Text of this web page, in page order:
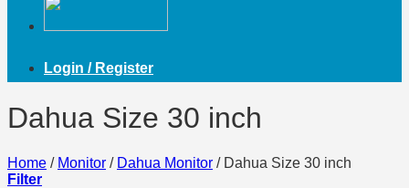
Login / Register
Dahua Size 30 inch
Home / Monitor / Dahua Monitor /Dahua Size 30 inch
Filter